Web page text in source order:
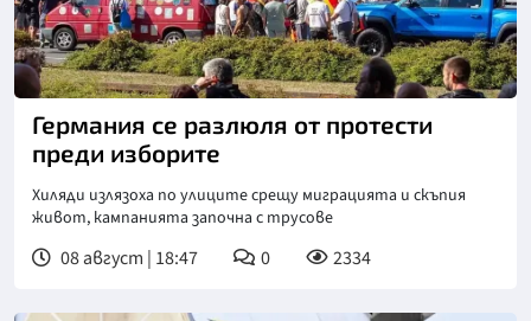
Германия се разлюля от протести
преди изборите
Хиляди излязоха по улиците срещу миграцията и скъпия
живот, кампанията започна с трусове
08 август | 18:47 0 2334